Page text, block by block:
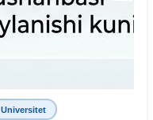
Universitet